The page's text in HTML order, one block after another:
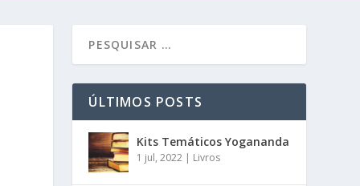
ÚLTIMOS POSTS
Kits Temáticos Yogananda
1 jul, 2022 | Livros